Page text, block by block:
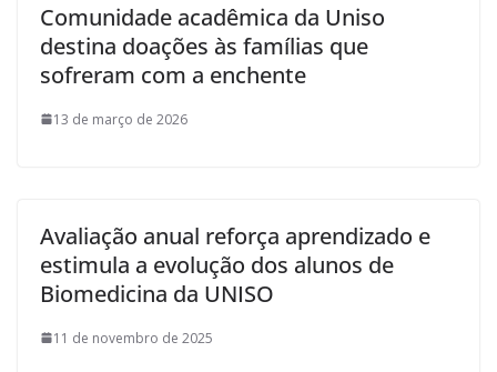
Comunidade acadêmica da Uniso
destina doações às famílias que
sofreram com a enchente
13 de março de 2026
Avaliação anual reforça aprendizado e
estimula a evolução dos alunos de
Biomedicina da UNISO
11 de novembro de 2025